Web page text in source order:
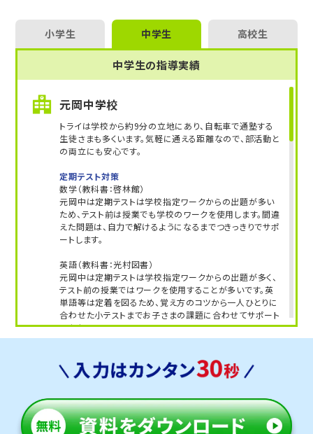
大、法政大、関西大、関西学院大、同志社大、立命館
大、南山大、名城大、愛知大、愛知工業大、名古屋外国
語大、常葉大 他多数
【高校受験】
静岡高、清水東高、静岡東高、静岡市立高、静岡城北
高、清水南高、静岡学園高、静岡サレジオ高、常葉大附
属橘高、静岡北高、浜松北高、浜松市立高、浜松西高、
浜松南高、磐田南高、掛川西高、袋井高、掛川東高、磐
田西高、藤枝東高、焼津中央高、科学技術高、島田高、
浜松日体高、浜松学芸高、浜松聖星高、磐田東高、常
葉附属菊川高、沼津東高、富士高、韮山高、三島北高、
伊豆中央高、御殿場南高、日大三島高、加藤学園暁秀
高、御殿場西高、桐陽高 他多数
静岡大附属静岡中、静岡聖光学院中、清水南高中等
部、静岡雙葉中、東海大付属静岡翔洋高中等部、静岡
学園中、静岡英和女学院中、県立浜松西高中等部、浜
松日体中、浜松学芸中、聖隷クリストファー中、浜松開
誠館中、浜松修学舎中、西遠女子学園中、磐田東中、
日大三島中等部、星陵中
お任せください！
小学生 中学生 高校生
中学生の指導実績
元岡中学校
トライは学校から約9分の立地にあり、自転車で通塾する
生徒さまも多くいます。気軽に通える距離なので、部活動と
の両立にも安心です。
定期テスト対策
数学（教科書：啓林館）
元岡中は定期テストは学校指定ワークからの出題が多い
ため、テスト前は授業でも学校のワークを使用します。間違
えた問題は、自力で解けるようになるまでつきっきりでサポ
ートします。
英語（教科書：光村図書）
元岡中は定期テストは学校指定ワークからの出題が多く、
テスト前の授業ではワークを使用することが多いです。英
単語等は定着を図るため、覚え方のコツから一人ひとりに
合わせた小テストまでお子さまの課題に合わせてサポート
します。
定期テスト・内申点対策コース
公立入試対策コース
前原東中学校
前原東中は基礎問題も応用問題も学校指定のワークから